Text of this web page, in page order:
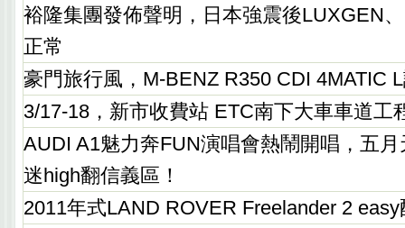
裕隆集團發佈聲明，日本強震後LUXGEN
正常
豪門旅行風，M-BENZ R350 CDI 4MATIC
3/17-18，新市收費站 ETC南下大車車道工
AUDI A1魅力奔FUN演唱會熱鬧開唱，五
迷high翻信義區！
2011年式LAND ROVER Freelander 2